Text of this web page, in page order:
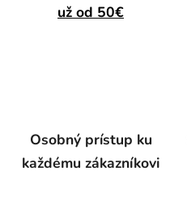
už od 50€
Osobný prístup ku
každému zákazníkovi